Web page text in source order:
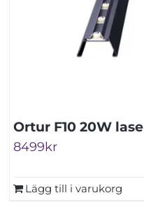
Ortur F10 20W
8499kr
Lägg till i varukorg